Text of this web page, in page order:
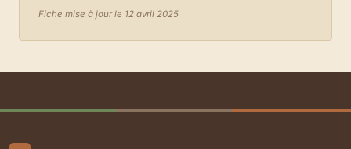
Fiche mise à jour le 12 avril 2025